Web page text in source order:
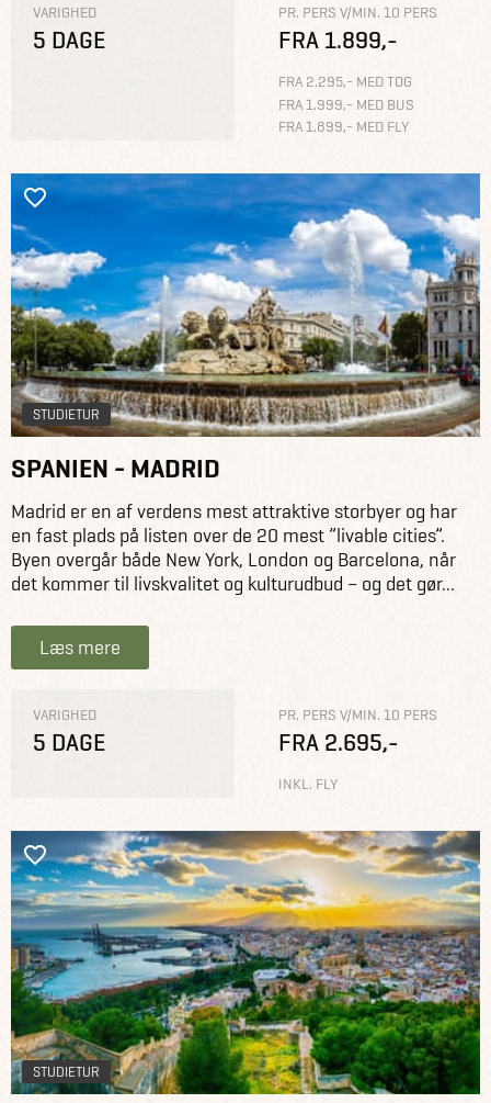
VARIGHED
5 DAGE
PR. PERS V/MIN. 10 PERS
FRA 1.899,-
FRA 2.295,- MED TOG
FRA 1.999,- MED BUS
FRA 1.899,- MED FLY
STUDIETUR
SPANIEN - MADRID
Madrid er en af verdens mest attraktive storbyer og har
en fast plads på listen over de 20 mest ”livable cities”.
Byen overgår både New York, London og Barcelona, når
det kommer til livskvalitet og kulturudbud – og det gør...
Læs mere
VARIGHED
5 DAGE
PR. PERS V/MIN. 10 PERS
FRA 2.695,-
INKL. FLY
STUDIETUR